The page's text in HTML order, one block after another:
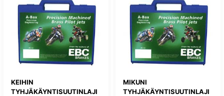
KEIHIN
TYHJÄKÄYNTISUUTINLAJI
MIKUNI
TYHJÄKÄYNTISUUTINLAJI